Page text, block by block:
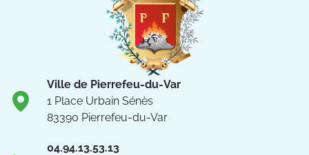
Ville de Pierrefeu-du-Var
1 Place Urbain Sénès
83390 Pierrefeu-du-Var
04.94.13.53.13